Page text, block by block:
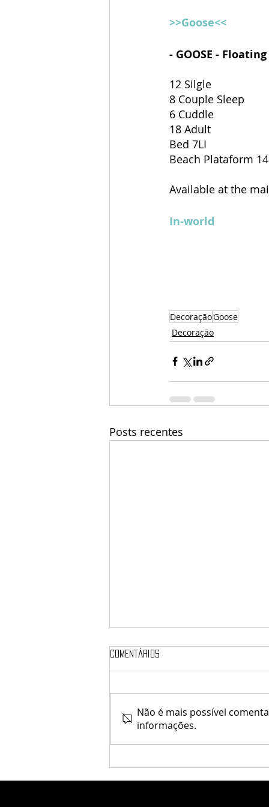
>>Goose<<
- GOOSE -
12 Silgle
8 Couple Sleep
6 Cuddle
18 Adult
Bed 7LI
Beach Plataform
Available at the
In-world
DecoraçãoGoose
Decoração
Posts recentes
[Since1975] / Carol's Store
Comentários
Não é mais possível
informações.